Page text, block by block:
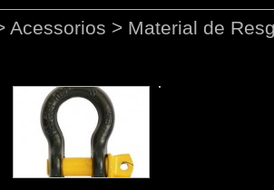
Acessorios > Material de